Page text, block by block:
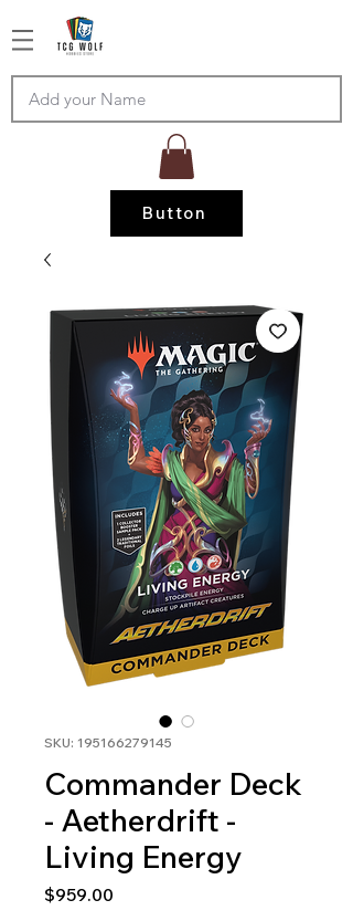
Button
SKU: 195166279145
Commander Deck
- Aetherdrift -
Living Energy
$959.00